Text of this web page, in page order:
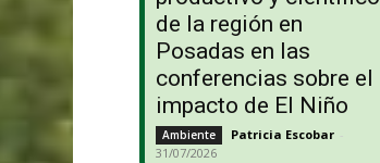
de la región en
Posadas en las
conferencias sobre el
impacto de El Niño
Ambiente Patricia Escobar -
31/07/2026